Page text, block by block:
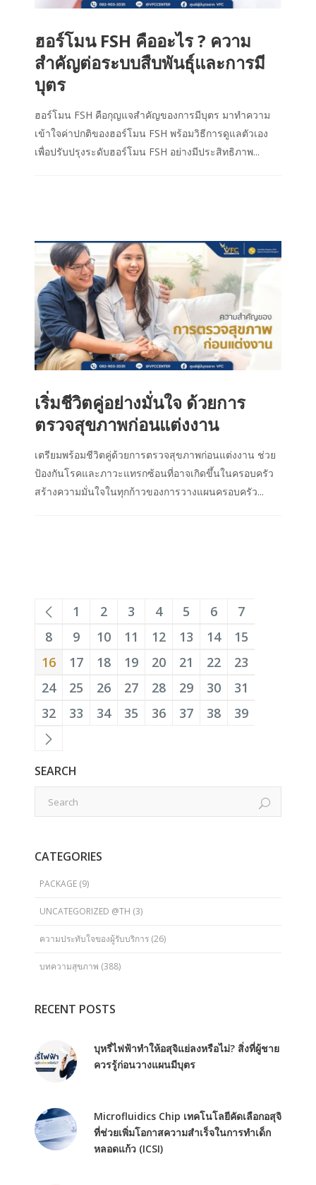
ฮอร์โมน FSH คืออะไร ? ความ
สำคัญต่อระบบสืบพันธุ์และการมี
บุตร
ฮอร์โมน FSH คือกุญแจสำคัญของการมีบุตร มาทำความ
เข้าใจค่าปกติของฮอร์โมน FSH พร้อมวิธีการดูแลตัวเอง
เพื่อปรับปรุงระดับฮอร์โมน FSH อย่างมีประสิทธิภาพ...
เริ่มชีวิตคู่อย่างมั่นใจ ด้วยการ
ตรวจสุขภาพก่อนแต่งงาน
เตรียมพร้อมชีวิตคู่ด้วยการตรวจสุขภาพก่อนแต่งงาน ช่วย
ป้องกันโรคและภาวะแทรกซ้อนที่อาจเกิดขึ้นในครอบครัว
สร้างความมั่นใจในทุกก้าวของการวางแผนครอบครัว...
1 2 3 4 5 6
7
8
9 10 11 12 13 14
15
16
17 18 19 20 21 22
23
24
25 26 27 28 29 30
31
32
33 34 35 36 37 38 39
SEARCH
CATEGORIES
PACKAGE (9)
UNCATEGORIZED @TH (3)
ความประทับใจของผู้รับบริการ (26)
บทความสุขภาพ (388)
RECENT POSTS
บุหรี่ไฟฟ้าทำให้อสุจิแย่ลงหรือไม่? สิ่งที่ผู้ชาย
ควรรู้ก่อนวางแผนมีบุตร
Microfluidics Chip เทคโนโลยีคัดเลือกอสุจิ
ที่ช่วยเพิ่มโอกาสความสำเร็จในการทำเด็ก
หลอดแก้ว (ICSI)